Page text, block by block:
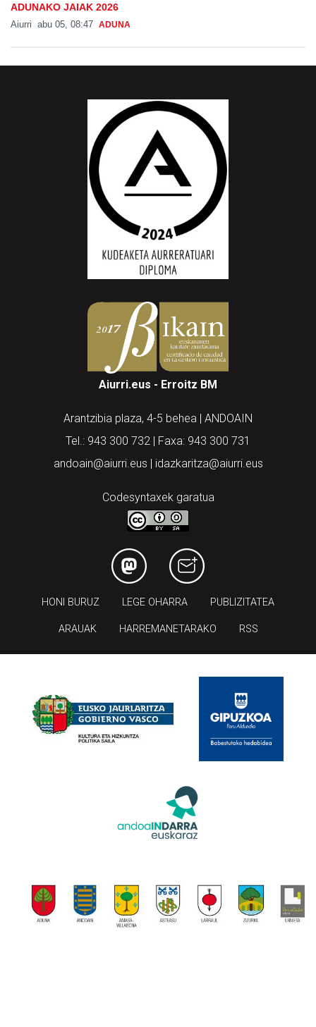
ADUNAKO JAIAK 2026
Aiurri abu 05, 08:47 ADUNA
Aiurri.eus - Erroitz BM
Arantzibia plaza, 4-5 behea | ANDOAIN
Tel.: 943 300 732 | Faxa: 943 300 731
andoain@aiurri.eus | idazkaritza@aiurri.eus
Codesyntaxek garatua
HONI BURUZ LEGE OHARRA PUBLIZITATEA
ARAUAK HARREMANETARAKO RSS